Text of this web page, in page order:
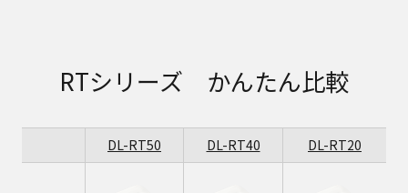
RTシリーズ かんたん比較
DL-RT50 DL-RT40 DL-RT20